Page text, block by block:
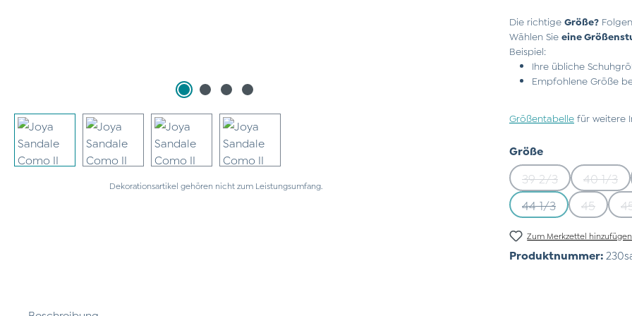
Dekorationsartikel gehören nicht zum Leistungsumfang.
Die richtige Größe?
Wählen Sie eine
Beispiel:
Ihre übliche
Empfohlene Größe
Größentabelle für weitere
Größeauswählen
39 2/3(Diese Option ist
40 1/3
44 1/3(Diese Option ist
45(Diese
Zum Merkzettel hinzufügen
Produktnummer: